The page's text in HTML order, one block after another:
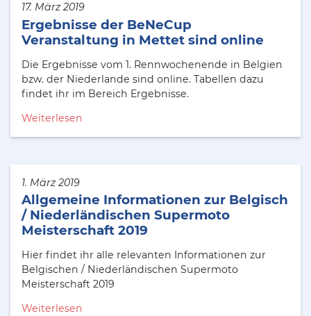
17. März 2019
Ergebnisse der BeNeCup
Veranstaltung in Mettet sind online
Die Ergebnisse vom 1. Rennwochenende in Belgien
bzw. der Niederlande sind online. Tabellen dazu
findet ihr im Bereich Ergebnisse.
Weiterlesen
1. März 2019
Allgemeine Informationen zur Belgisch
/ Niederländischen Supermoto
Meisterschaft 2019
Hier findet ihr alle relevanten Informationen zur
Belgischen / Niederländischen Supermoto
Meisterschaft 2019
Weiterlesen